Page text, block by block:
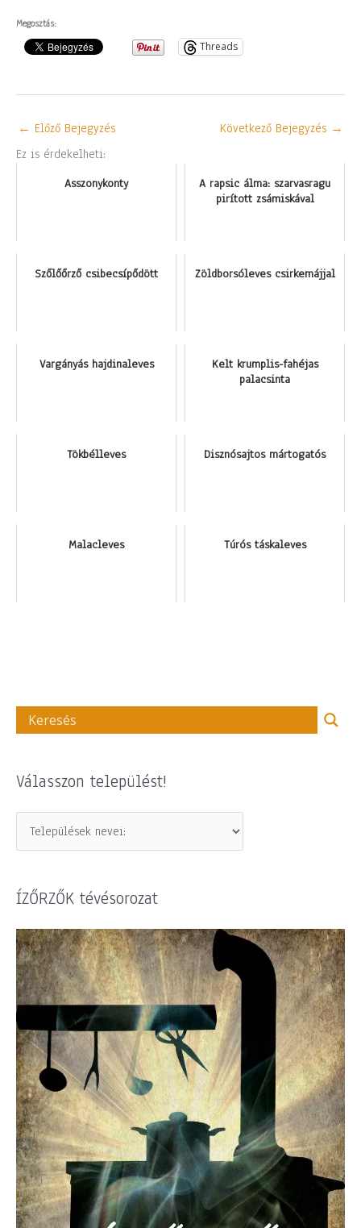
Megosztás:
Threads
← Előző Bejegyzés Következő Bejegyzés →
Ez is érdekelheti:
Asszonykonty
A rapsic álma: szarvasragu
pirított zsámiskával
Szőlőőrző csibecsípődött Zöldborsóleves csirkemájjal
Vargányás hajdinaleves
Kelt krumplis-fahéjas
palacsinta
Tökbélleves Disznósajtos mártogatós
Malacleves Túrós táskaleves
Válasszon települést!
ÍZŐRZŐK tévésorozat